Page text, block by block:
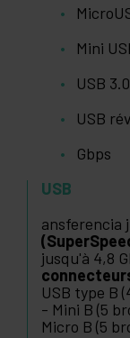
Mini
USB 3.0
USB
Gbps
USB
ansferencia
jusqu'à 4,8
USB type B
- Mini B (5
Micro B (5